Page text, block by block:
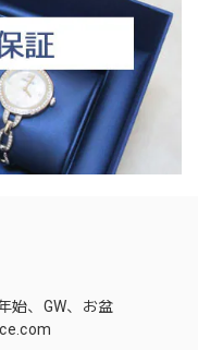
始、GW、お盆